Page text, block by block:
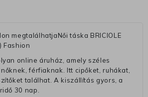
megtalálhatjaNői táska BRICIOLE
Fashion
online áruház, amely széles
férfiaknak. Itt cipőket, ruhákat,
találhat. A kiszállítás gyors, a
30 nap.